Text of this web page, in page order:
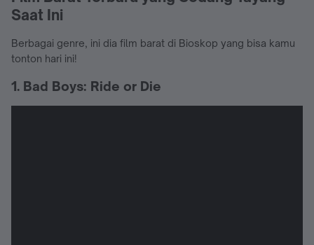
Saat Ini
Berbagai genre, ini dia film barat di Bioskop yang bisa kamu
tonton hari ini!
1. Bad Boys: Ride or Die